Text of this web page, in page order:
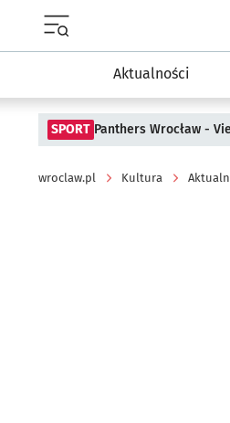
Aktualności
SPORT Panthers Wrocław -
wroclaw.pl Kultura